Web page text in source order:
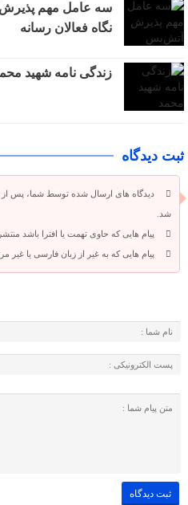
سه عامل مهم پذیرش
نگاه فعالان رسانه
زندگی نامه شهید
ثبت دیدگاه
دیدگاه های ارسال شده توسط شما، پس از
شد.
پیام هایی که حاوی تهمت یا افترا باشد
پیام هایی که به غیر از زبان فارسی یا غیر